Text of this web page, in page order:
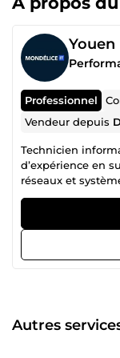
Youen
Professionnel
Vendeur depuis
Technicien
d’expérience en
réseaux et
en freelance
sur leurs projets
d’infrastructure.
la société
d’événements, la
soirées privées
d’allier rigueur
Autres